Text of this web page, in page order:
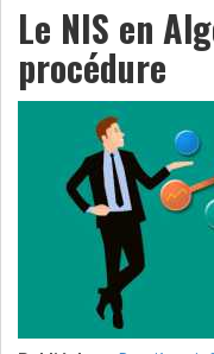
Le NIS en
procédure